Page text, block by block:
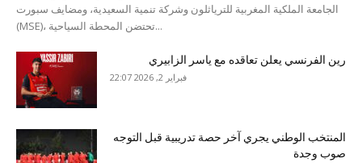
الجامعة الملكية المغربية للترياثلون وشركة تنمية السعيدية، ومضايف سبورت
(MSE)، تحتضن المحطة السياحية...
رين الفرنسي يعلن تعاقده مع ياسر الزابيري
فبراير 2, 2026 22:07
المنتخب الوطني يجري آخر حصة تدريبية قبل التوجه
صوب وجدة